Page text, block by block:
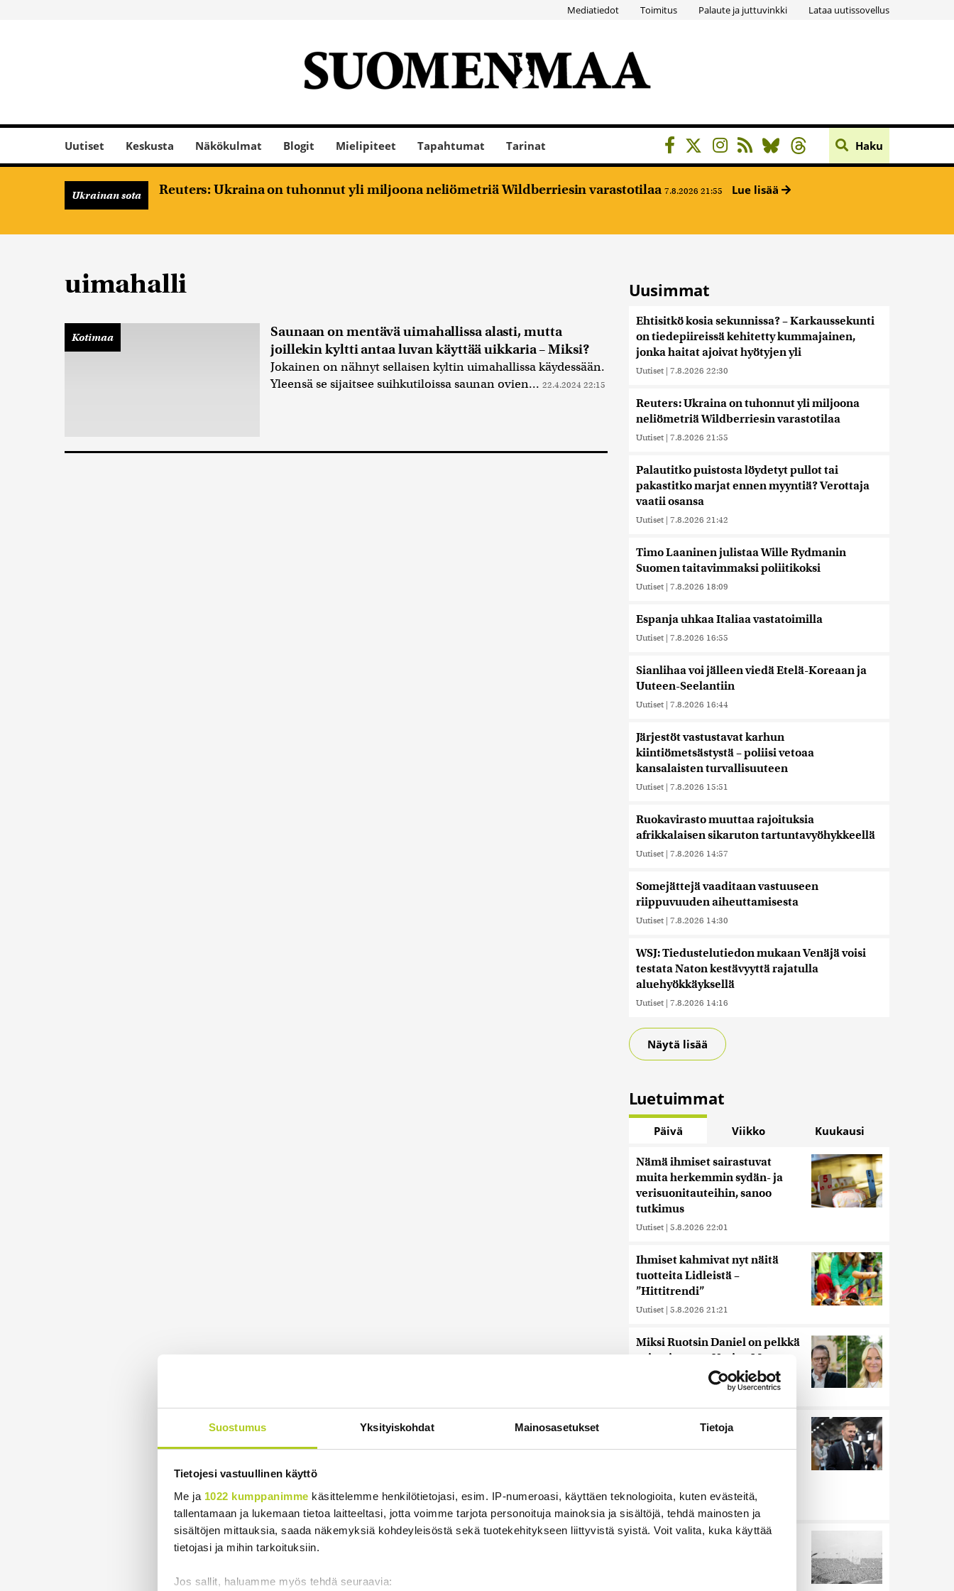
Suostumus Yksityiskohdat Mainosasetukset Tietoja
Tietojesi vastuullinen käyttö
Me ja 1022 kumppanimme käsittelemme henkilötietojasi, esim. IP-numeroasi, käyttäen teknologioita, kuten evästeitä,
tallentamaan ja lukemaan tietoa laitteeltasi, jotta voimme tarjota personoituja mainoksia ja sisältöjä, tehdä mainosten ja
sisältöjen mittauksia, saada näkemyksiä kohdeyleisöstä sekä tuotekehitykseen liittyvistä syistä. Voit valita, kuka käyttää
tietojasi ja mihin tarkoituksiin.
Jos sallit, haluamme myös tehdä seuraavia:
Mediatiedot Toimitus Palaute ja juttuvinkki Lataa uutissovellus
Uutiset Keskusta Näkökulmat Blogit Mielipiteet Tapahtumat Tarinat Haku
Ukrainan sota Reuters: Ukraina on tuhonnut yli miljoona neliömetriä Wildberriesin varastotilaa 7.8.2026 21:55 Lue lisää
uimahalli
Kotimaa
Saunaan on mentävä uimahallissa alasti, mutta
joillekin kyltti antaa luvan käyttää uikkaria – Miksi?
Jokainen on nähnyt sellaisen kyltin uimahallissa käydessään.
Yleensä se sijaitsee suihkutiloissa saunan ovien... 22.4.2024 22:15
Uusimmat
Ehtisitkö kosia sekunnissa? – Karkaussekunti
on tiedepiireissä kehitetty kummajainen,
jonka haitat ajoivat hyötyjen yli
Uutiset | 7.8.2026 22:30
Reuters: Ukraina on tuhonnut yli miljoona
neliömetriä Wildberriesin varastotilaa
Uutiset | 7.8.2026 21:55
Palautitko puistosta löydetyt pullot tai
pakastitko marjat ennen myyntiä? Verottaja
vaatii osansa
Uutiset | 7.8.2026 21:42
Timo Laaninen julistaa Wille Rydmanin
Suomen taitavimmaksi poliitikoksi
Uutiset | 7.8.2026 18:09
Espanja uhkaa Italiaa vastatoimilla
Uutiset | 7.8.2026 16:55
Sianlihaa voi jälleen viedä Etelä-Koreaan ja
Uuteen-Seelantiin
Uutiset | 7.8.2026 16:44
Järjestöt vastustavat karhun
kiintiömetsästystä – poliisi vetoaa
kansalaisten turvallisuuteen
Uutiset | 7.8.2026 15:51
Ruokavirasto muuttaa rajoituksia
afrikkalaisen sikaruton tartuntavyöhykkeellä
Uutiset | 7.8.2026 14:57
Somejättejä vaaditaan vastuuseen
riippuvuuden aiheuttamisesta
Uutiset | 7.8.2026 14:30
WSJ: Tiedustelutiedon mukaan Venäjä voisi
testata Naton kestävyyttä rajatulla
aluehyökkäyksellä
Uutiset | 7.8.2026 14:16
Näytä lisää
Luetuimmat
Päivä Viikko Kuukausi
Nämä ihmiset sairastuvat
muita herkemmin sydän- ja
verisuonitauteihin, sanoo
tutkimus
Uutiset | 5.8.2026 22:01
Ihmiset kahmivat nyt näitä
tuotteita Lidleistä –
”Hittitrendi”
Uutiset | 5.8.2026 21:21
Miksi Ruotsin Daniel on pelkkä
prinssi, mutta Norjan Mette-
Marit on kruununprinsessa?
3.8.2026 21:46
Keskustan Siika-aho kertoo,
Uutiset
Harva tajusi Hitlerin